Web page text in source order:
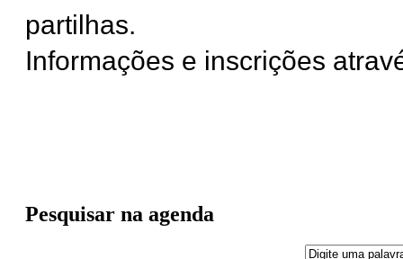
partilhas.
Informações e inscrições
Pesquisar na agenda